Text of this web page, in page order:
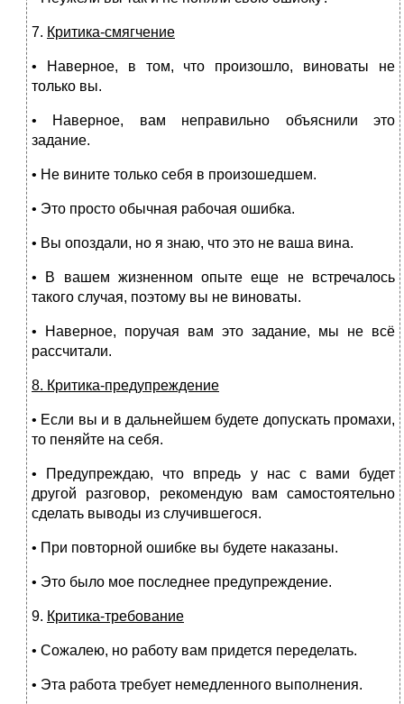
7. Критика-смягчение
• Наверное, в том, что произошло, виноваты не
только вы.
• Наверное, вам неправильно объяснили это
задание.
• Не вините только себя в произошедшем.
• Это просто обычная рабочая ошибка.
• Вы опоздали, но я знаю, что это не ваша вина.
• В вашем жизненном опыте еще не встречалось
такого случая, поэтому вы не виноваты.
• Наверное, поручая вам это задание, мы не всё
рассчитали.
8. Критика-предупреждение
• Если вы и в дальнейшем будете допускать промахи,
то пеняйте на себя.
• Предупреждаю, что впредь у нас с вами будет
другой разговор, рекомендую вам самостоятельно
сделать выводы из случившегося.
• При повторной ошибке вы будете наказаны.
• Это было мое последнее предупреждение.
9. Критика-требование
• Сожалею, но работу вам придется переделать.
• Эта работа требует немедленного выполнения.